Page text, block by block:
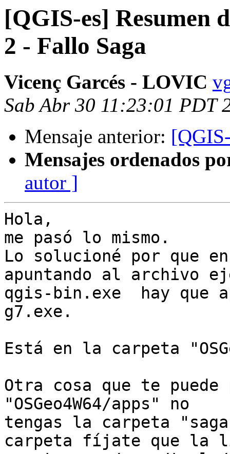
[QGIS-es] Resumen
2 - Fallo Saga
Vicenç Garcés - LOVIC
Sab Abr 30 11:23:01 PDT
Mensaje anterior:
Mensajes ordenados
autor ]
Hola,
me pasó lo mismo.
Lo solucioné por que
apuntando al archivo
qgis-bin.exe  hay que
g7.exe.
Está en la carpeta
Otra cosa que te
"OSGeo4W64/apps" no
tengas la carpeta
carpeta fíjate que la